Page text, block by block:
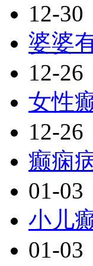
12-30
婆婆
12-26
女性
12-26
癫痫
01-03
小儿
01-03